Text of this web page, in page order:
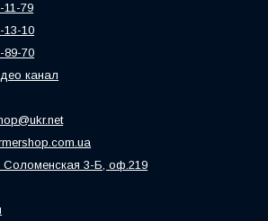
11-79
13-10
89-70
канал
Соломенская 3-Б, оф.219